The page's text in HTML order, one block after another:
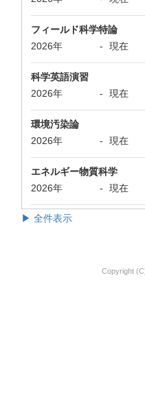
フィールド科学特論
2026年
- 現在
科学英語演習
2026年
- 現在
環境汚染論
2026年
- 現在
エネルギー物質科学
2026年
- 現在
▶ 全件表示
Copyright